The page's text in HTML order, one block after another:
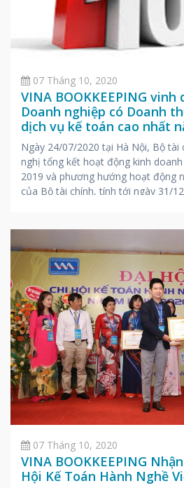
07 Tháng 10, 2020
VINA BOOKKEEPING
Doanh nghiệp có Doanh
dịch vụ kế toán cao nhất
Ngày 24/07/2020 tại Hà Nội, Bộ tài
nghị tổng kết hoạt động kinh
2019 và phương hướng hoạt động
của Bộ tài chính, tính tới ngày 31/
07 Tháng 10, 2020
VINA BOOKKEEPING
Hội Kế Toán Hành Nghề